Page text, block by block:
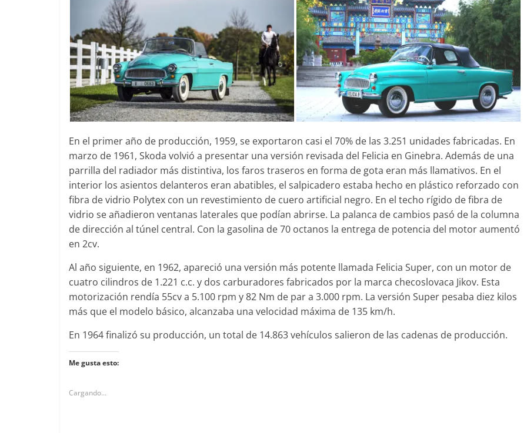
En el primer año de producción, 1959, se exportaron casi el 70% de las 3.251 unidades fabricadas. En
marzo de 1961, Skoda volvió a presentar una versión revisada del Felicia en Ginebra. Además de una
parrilla del radiador más distintiva, los faros traseros en forma de gota eran más llamativos. En el
interior los asientos delanteros eran abatibles, el salpicadero estaba hecho en plástico reforzado con
fibra de vidrio Polytex con un revestimiento de cuero artificial negro. En el techo rígido de fibra de
vidrio se añadieron ventanas laterales que podían abrirse. La palanca de cambios pasó de la columna
de dirección al túnel central. Con la gasolina de 70 octanos la entrega de potencia del motor aumentó
en 2cv.
Al año siguiente, en 1962, apareció una versión más potente llamada Felicia Super, con un motor de
cuatro cilindros de 1.221 c.c. y dos carburadores fabricados por la marca checoslovaca Jikov. Esta
motorización rendía 55cv a 5.100 rpm y 82 Nm de par a 3.000 rpm. La versión Super pesaba diez kilos
más que el modelo básico, alcanzaba una velocidad máxima de 135 km/h.
En 1964 finalizó su producción, un total de 14.863 vehículos salieron de las cadenas de producción.
Me gusta esto:
Cargando...